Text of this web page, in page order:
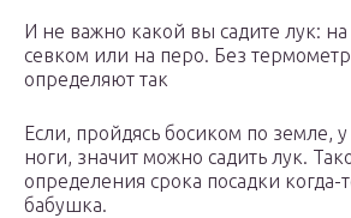
И не важно какой вы садите лук:
севком или на перо. Без
определяют так
Если, пройдясь босиком по земле,
ноги, значит можно садить лук.
определения срока посадки когда-
бабушка.